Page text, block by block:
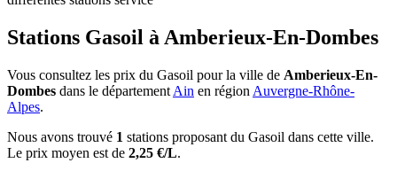
Stations Gasoil à Amberieux-En-Dombes
Vous consultez les prix du Gasoil pour la ville de Amberieux-En-
Dombes dans le département Ain en région Auvergne-Rhône-
Alpes.
Nous avons trouvé 1 stations proposant du Gasoil dans cette ville.
Le prix moyen est de 2,25 €/L.